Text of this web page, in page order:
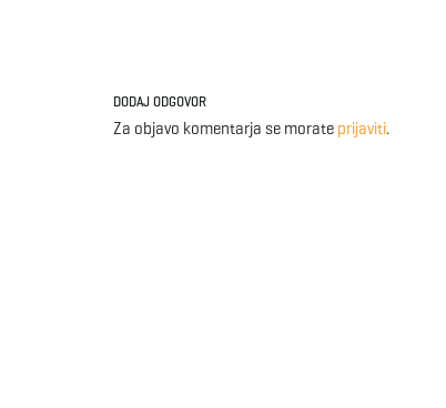
DODAJ ODGOVOR
Za objavo komentarja se morate prijaviti.